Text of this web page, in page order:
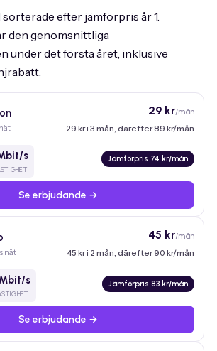
efter jämförpris år 1.
den genomsnittliga
under det första året, inklusive
s
29 kr/mån
29 kr i 3 mån, därefter 89 kr/mån
Jämförpris 74 kr/mån
Se erbjudande →
nät
s
45 kr/mån
45 kr i 2 mån, därefter 90 kr/mån
Jämförpris 83 kr/mån
Se erbjudande →